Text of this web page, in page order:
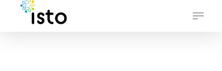
Menu